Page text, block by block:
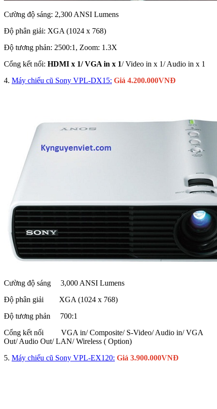
Cường độ sáng: 2,300 ANSI Lumens
Độ phân giải: XGA (1024 x 768)
Độ tương phản: 2500:1, Zoom: 1.3X
Cổng kết nối: HDMI x 1/ VGA in x 1/ Video in x 1/ Audio in x 1
4. Máy chiếu cũ Sony VPL-DX15: Giá 4.200.000VNĐ
Cường độ sáng 3,000 ANSI Lumens
Độ phân giải XGA (1024 x 768)
Độ tương phản 700:1
Cổng kết nối VGA in/ Composite/ S-Video/ Audio in/ VGA
Out/ Audio Out/ LAN/ Wireless ( Option)
5. Máy chiếu cũ Sony VPL-EX120: Giá 3.900.000VNĐ